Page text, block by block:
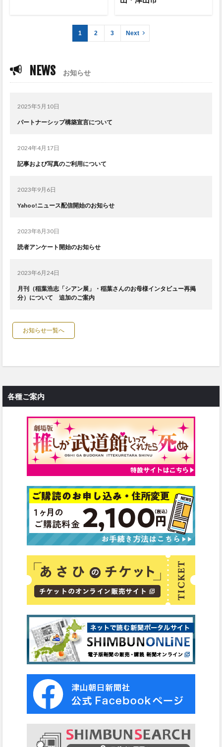
1 2 3 Next
NEWS お知らせ
2025年5月10日
パートナーシップ構築宣言について
2024年4月17日
記事および写真のご利用について
2023年9月6日
Yahoo!ニュース配信開始のお知らせ
2023年8月30日
読者アンケート開始のお知らせ
2023年6月24日
月刊（稲葉浩志「シアン展」・稲葉さんのお母様インタビュー再掲
分）について 追加のご案内
お知らせ一覧へ
各種ご案内